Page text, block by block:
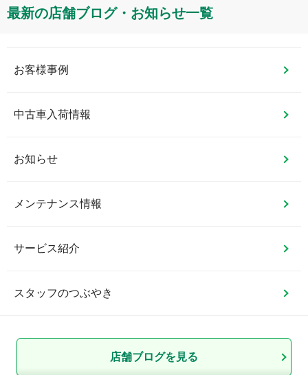
最新の店舗ブログ・お知らせ一覧
お客様事例
中古車入荷情報
お知らせ
メンテナンス情報
サービス紹介
スタッフのつぶやき
店舗ブログを見る